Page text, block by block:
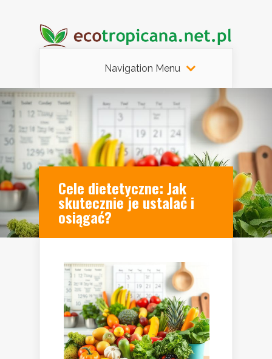
Navigation Menu
Cele dietetyczne: Jak
skutecznie je ustalać i
osiągać?